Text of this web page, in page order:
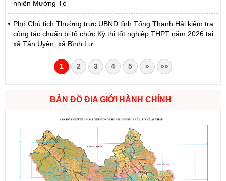
nhiên Mường Tè
Phó Chủ tịch Thường trực UBND tỉnh Tống Thanh Hải kiểm tra
công tác chuẩn bị tổ chức Kỳ thi tốt nghiệp THPT năm 2026 tại
xã Tân Uyên, xã Bình Lư
1 2 3 4 5 » »»
BẢN ĐỒ ĐỊA GIỚI HÀNH CHÍNH